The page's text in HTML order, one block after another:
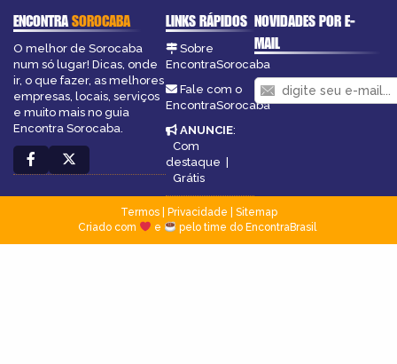
ENCONTRASOROCABA
O melhor de Sorocaba
num só lugar! Dicas, onde
ir, o que fazer, as melhores
empresas, locais, serviços
e muito mais no guia
Encontra Sorocaba.
LINKS RÁPIDOS
Sobre
EncontraSorocaba
Fale com o
EncontraSorocaba
ANUNCIE:
Com
destaque |
Grátis
NOVIDADES POR E-
MAIL
Termos| Privacidade
Sitemap
Criado com
e pelo time do EncontraBrasil